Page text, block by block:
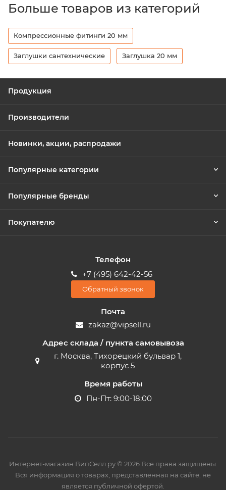
Больше товаров из категорий
Компрессионные фитинги 20 мм
Заглушки сантехнические Заглушка 20 мм
Продукция
Производители
Новинки, акции, распродажи
Популярные категории
Популярные бренды
Покупателю
Телефон
+7 (495) 642-42-56
Обратный звонок
Почта
zakaz@vipsell.ru
Адрес склада / пункта самовывоза
г. Москва, Тихорецкий бульвар 1,
корпус 5
Время работы
Пн-Пт: 9:00-18:00
Интернет-магазин ВипСелл.ру © 2026 Все права защищены.
Вся информация о товарах, представленная на сайте, не
является публичной офертой.